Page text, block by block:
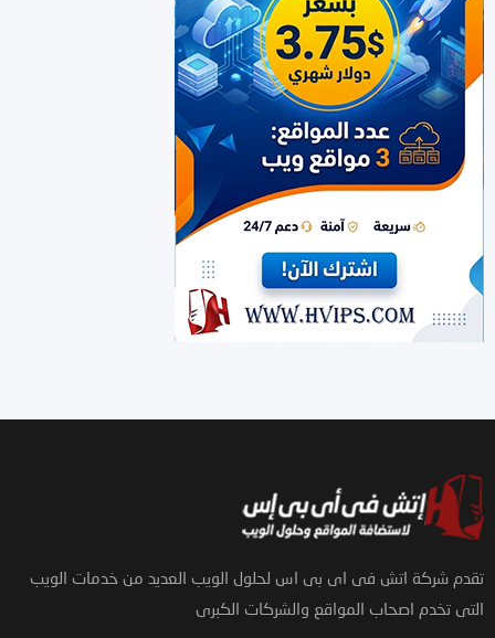
تقدم شركة اتش فى اى بى اس لحلول الويب العديد من خدمات الويب
التى تخدم اصحاب المواقع والشركات الكبرى